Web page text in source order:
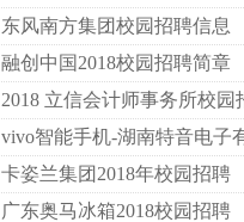
东风南方集团校园招聘信息
融创中国2018校园招聘简章
2018 立信会计师事务所校园
vivo智能手机-湖南特音电子
卡姿兰集团2018年校园招聘
广东奥马冰箱2018校园招聘